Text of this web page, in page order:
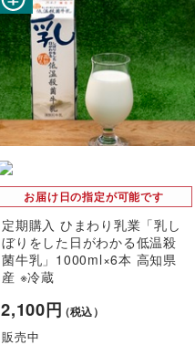
お届け日の指定が可能です
定期購入 ひまわり乳業「乳し
ぼりをした日がわかる低温殺
菌牛乳」1000ml×6本 高知県
産 ※冷蔵
2,100円（税込）
販売中